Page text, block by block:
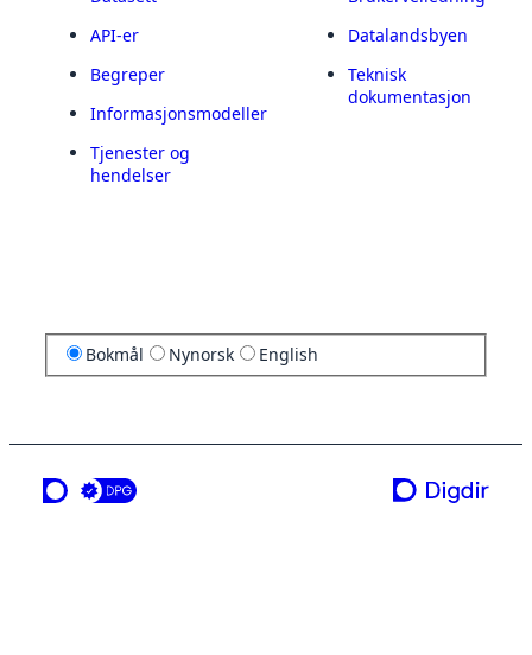
API-er
Begreper
Informasjonsmodeller
Tjenester og
hendelser
Datalandsbyen
Teknisk
dokumentasjon
Bokmål Nynorsk English